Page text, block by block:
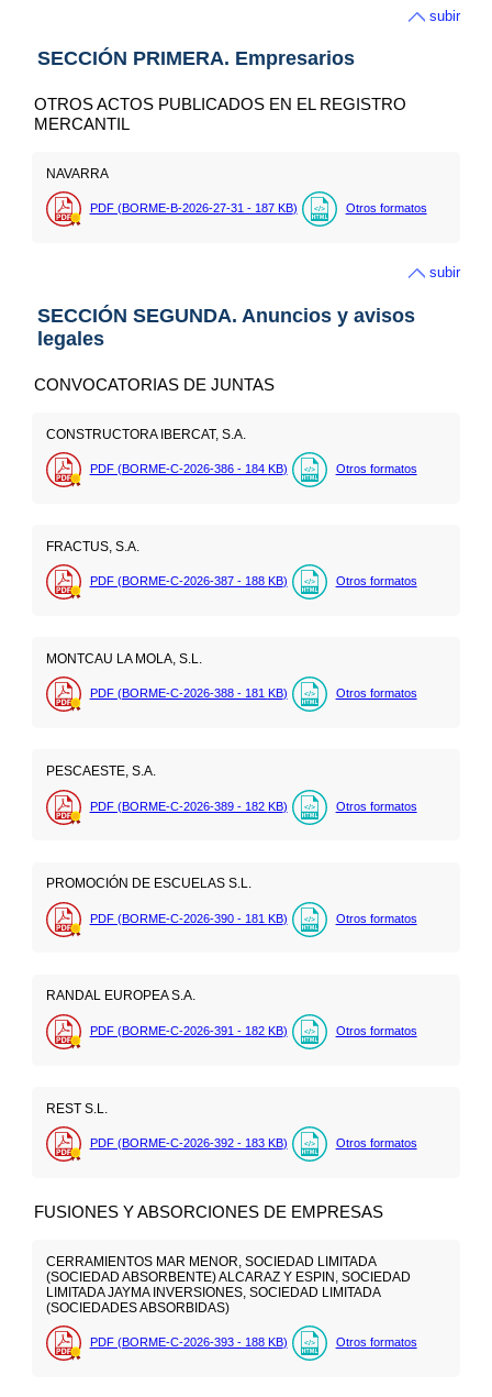
subir
SECCIÓN PRIMERA. Empresarios
OTROS ACTOS PUBLICADOS EN EL REGISTRO
MERCANTIL
NAVARRA
PDF (BORME-B-2026-27-31 - 187 KB) Otros formatos
subir
SECCIÓN SEGUNDA. Anuncios y avisos
legales
CONVOCATORIAS DE JUNTAS
CONSTRUCTORA IBERCAT, S.A.
PDF (BORME-C-2026-386 - 184 KB) Otros formatos
FRACTUS, S.A.
PDF (BORME-C-2026-387 - 188 KB) Otros formatos
MONTCAU LA MOLA, S.L.
PDF (BORME-C-2026-388 - 181 KB) Otros formatos
PESCAESTE, S.A.
PDF (BORME-C-2026-389 - 182 KB) Otros formatos
PROMOCIÓN DE ESCUELAS S.L.
PDF (BORME-C-2026-390 - 181 KB) Otros formatos
RANDAL EUROPEA S.A.
PDF (BORME-C-2026-391 - 182 KB) Otros formatos
REST S.L.
PDF (BORME-C-2026-392 - 183 KB) Otros formatos
FUSIONES Y ABSORCIONES DE EMPRESAS
CERRAMIENTOS MAR MENOR, SOCIEDAD LIMITADA
(SOCIEDAD ABSORBENTE) ALCARAZ Y ESPIN, SOCIEDAD
LIMITADA JAYMA INVERSIONES, SOCIEDAD LIMITADA
(SOCIEDADES ABSORBIDAS)
PDF (BORME-C-2026-393 - 188 KB) Otros formatos